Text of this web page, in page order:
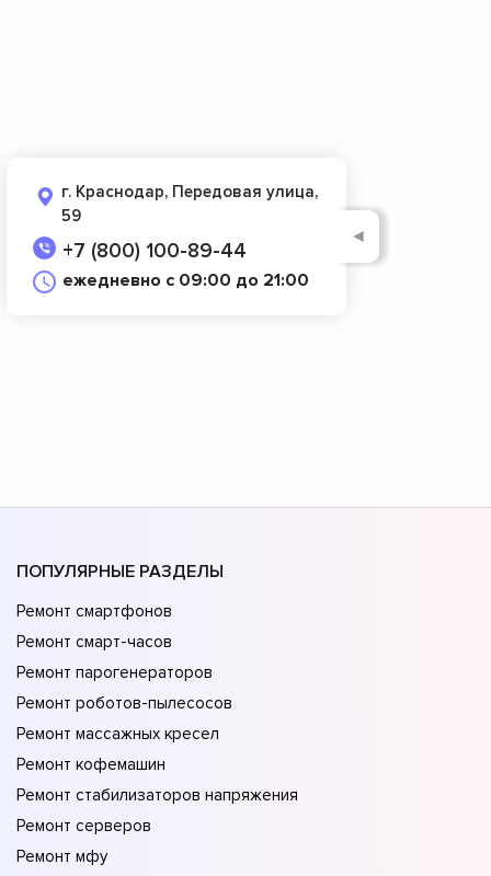
г. Краснодар, Передовая улица,
59
+7 (800) 100-89-44
ежедневно с 09:00 до 21:00
◄
ПОПУЛЯРНЫЕ РАЗДЕЛЫ
Ремонт смартфонов
Ремонт смарт-часов
Ремонт парогенераторов
Ремонт роботов-пылесосов
Ремонт массажных кресел
Ремонт кофемашин
Ремонт стабилизаторов напряжения
Ремонт серверов
Ремонт мфу